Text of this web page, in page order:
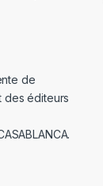
de
des éditeurs